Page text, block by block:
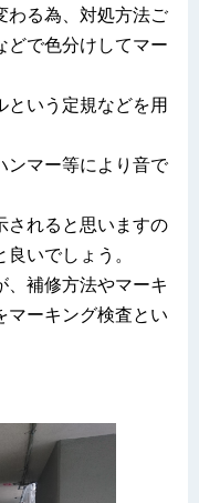
わる為、対処方法ご
どで色分けしてマー
という定規などを用
ンマー等により音で
されると思いますの
いでしょう。
、補修方法やマーキ
マーキング検査とい